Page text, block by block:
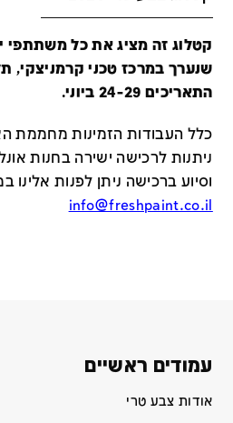
שנערך במרכז טכני קרמניצקי,
התאריכים 24-29 ביוני.
כלל העבודות הזמינות מחממת
ניתנות לרכישה ישירה בחנות
וסיוע ברכישה ניתן לפנות אלינו
info@freshpaint.co.il
עמודים ראשיים
אודות צבע טרי